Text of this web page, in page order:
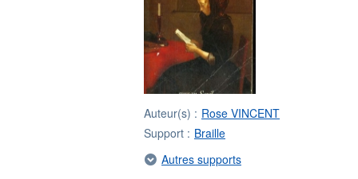
Auteur(s) : Rose VINCENT
Support : Braille
Autres supports